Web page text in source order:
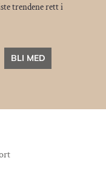
trendene rett i
BLI MED